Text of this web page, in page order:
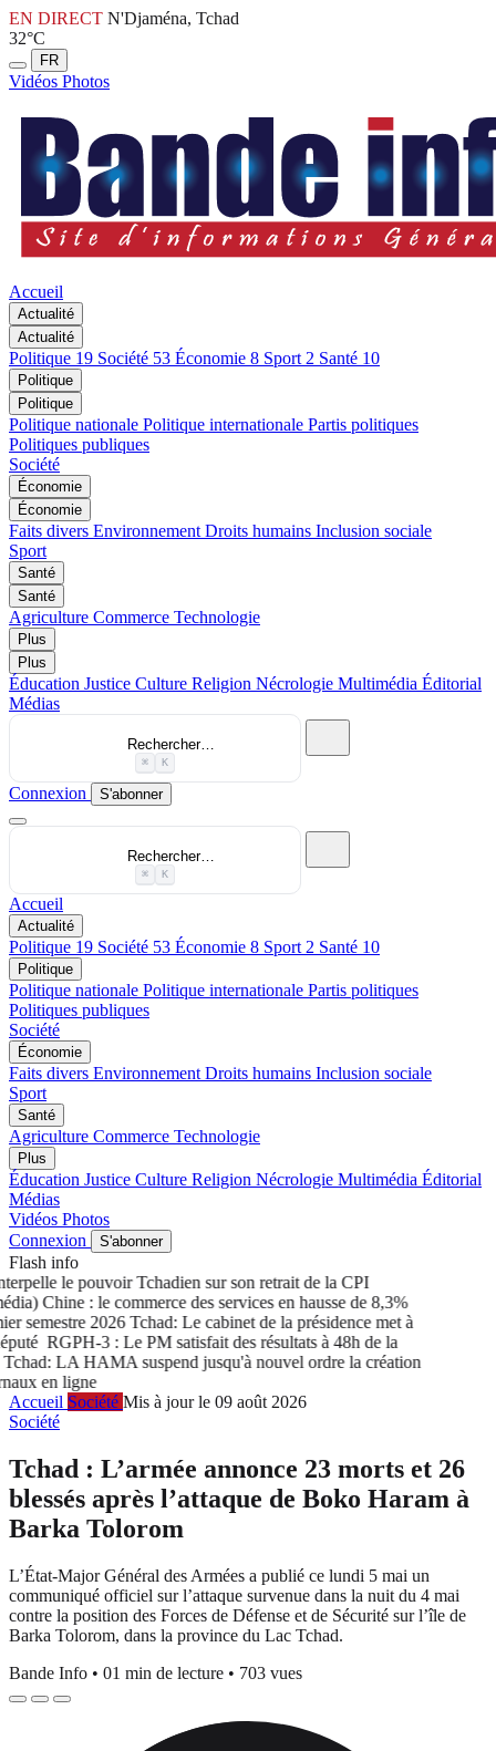
EN DIRECT N'Djaména, Tchad
32°C
FR
Vidéos Photos
Accueil
Actualité
Actualité
Politique 19 Société 53 Économie 8 Sport 2 Santé 10
Politique
Politique
Politique nationale Politique internationale Partis politiques
Politiques publiques
Société
Économie
Économie
Faits divers Environnement Droits humains Inclusion sociale
Sport
Santé
Santé
Agriculture Commerce Technologie
Plus
Plus
Éducation Justice Culture Religion Nécrologie Multimédia Éditorial
Médias
Rechercher…
⌘ K
Connexion S'abonner
Rechercher…
⌘ K
Accueil
Actualité
Politique 19 Société 53 Économie 8 Sport 2 Santé 10
Politique
Politique nationale Politique internationale Partis politiques
Politiques publiques
Société
Économie
Faits divers Environnement Droits humains Inclusion sociale
Sport
Santé
Agriculture Commerce Technologie
Plus
Éducation Justice Culture Religion Nécrologie Multimédia Éditorial
Médias
Vidéos Photos
Connexion
S'abonner
Flash info
le pouvoir Tchadien sur son retrait de la CPI
Chine : le commerce des services en hausse de 8,3%
semestre 2026Tchad: Le cabinet de la présidence met à
RGPH-3 : Le PM satisfait des résultats à 48h de la
LA HAMA suspend jusqu'à nouvel ordre la création
en ligne
Accueil Société Mis à jour le 09 août 2026
Société
Tchad : L’armée annonce 23 morts et 26
blessés après l’attaque de Boko Haram à
Barka Tolorom
L’État-Major Général des Armées a publié ce lundi 5 mai un
communiqué officiel sur l’attaque survenue dans la nuit du 4 mai
contre la position des Forces de Défense et de Sécurité sur l’île de
Barka Tolorom, dans la province du Lac Tchad.
Bande Info • 01 min de lecture • 703 vues